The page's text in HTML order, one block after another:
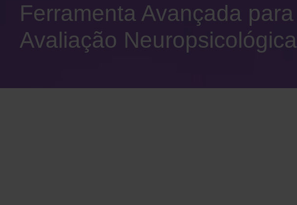
Ferramenta Avançada para
Avaliação Neuropsicológica